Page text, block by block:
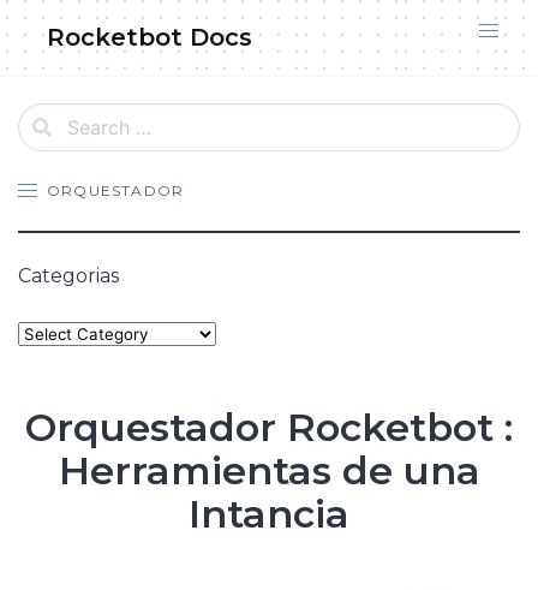
Skip
to
content
Rocketbot Docs
ORQUESTADOR
Categorias
Categories
Orquestador Rocketbot :
Herramientas de una
Intancia